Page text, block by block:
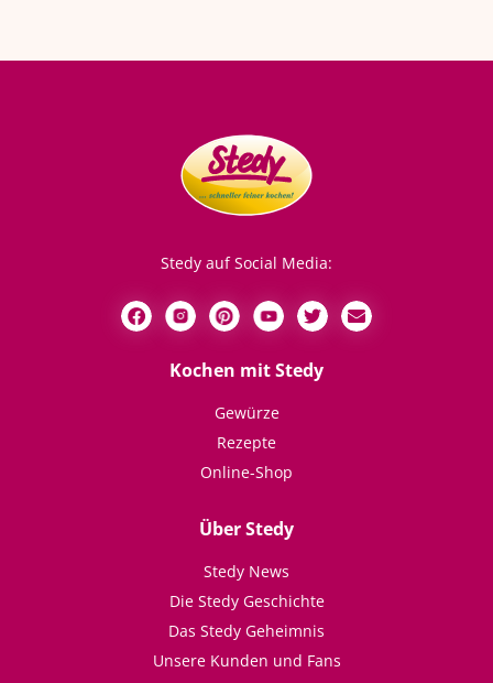
Stedy auf Social Media:
Kochen mit Stedy
Gewürze
Rezepte
Online-Shop
Über Stedy
Stedy News
Die Stedy Geschichte
Das Stedy Geheimnis
Unsere Kunden und Fans